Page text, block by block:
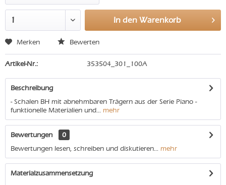
In den Warenkorb
Merken Bewerten
Artikel-Nr.: 353504_301_100A
Beschreibung
- Schalen BH mit abnehmbaren Trägern aus der Serie Piano -
funktionelle Materialien und... mehr
Bewertungen
0
Bewertungen lesen, schreiben und diskutieren... mehr
Materialzusammensetzung